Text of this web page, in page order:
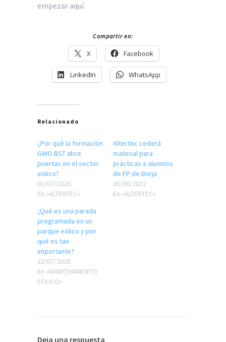
empezar aquí.
Compartir en:
X Facebook
LinkedIn WhatsApp
Relacionado
¿Por qué la formación
GWO BST abre
puertas en el sector
eólico?
01/07/2026
En «ALTERTEC»
Altertec cederá
material para
prácticas a alumnos
de FP de Borja
05/06/2022
En «ALTERTEC»
¿Qué es una parada
programada en un
parque eólico y por
qué es tan
importante?
22/07/2026
En «MANTENIMIENTO
EOLICO»
Deja una respuesta